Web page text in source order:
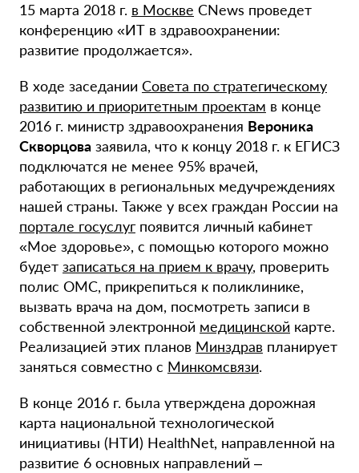
15 марта 2018 г. в Москве CNews проведет
конференцию «ИТ в здравоохранении:
развитие продолжается».
В ходе заседании Совета по стратегическому
развитию и приоритетным проектам в конце
2016 г. министр здравоохранения Вероника
Скворцова заявила, что к концу 2018 г. к ЕГИСЗ
подключатся не менее 95% врачей,
работающих в региональных медучреждениях
нашей страны. Также у всех граждан России на
портале госуслугпоявится личный кабинет
«Мое здоровье», с помощью которого можно
будет записаться на прием к врачу, проверить
полис ОМС, прикрепиться к поликлинике,
вызвать врача на дом, посмотреть записи в
собственной электронной медицинской карте.
Реализацией этих планов Минздрав планирует
заняться совместно с Минкомсвязи.
В конце 2016 г. была утверждена дорожная
карта национальной технологической
инициативы (НТИ) HealthNet, направленной на
развитие 6 основных направлений –